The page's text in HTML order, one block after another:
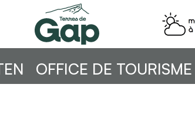
OFFICE DE TOURISME